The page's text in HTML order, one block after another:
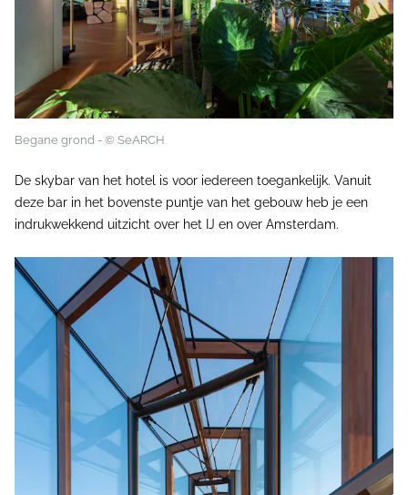
Begane grond - © SeARCH
De skybar van het hotel is voor iedereen toegankelijk. Vanuit
deze bar in het bovenste puntje van het gebouw heb je een
indrukwekkend uitzicht over het IJ en over Amsterdam.